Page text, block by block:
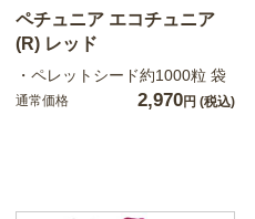
ペチュニア エコチュニア
(R) レッド
・ペレットシード約1000粒 袋
通常価格 2,970円 (税込)